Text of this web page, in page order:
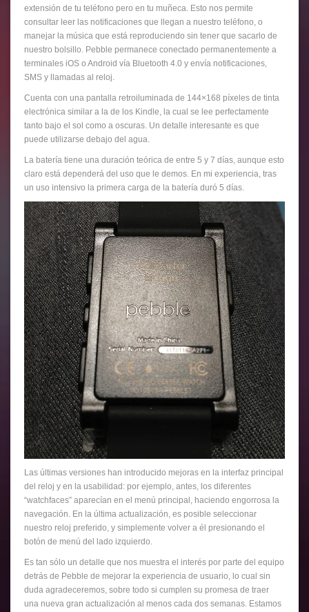
extensión de tu teléfono pero en tu muñeca. Esto nos permite
consultar leer las notificaciones que llegan a nuestro teléfono, o
manejar la música que está reproduciendo sin tener que sacarlo de
nuestro bolsillo. Pebble permanece conectado permanentemente a
terminales iOS o Android vía Bluetooth 4.0 y envía notificaciones,
SMS y llamadas al reloj.
Cuenta con una pantalla retroiluminada de 144×168 píxeles de tinta
electrónica similar a la de los Kindle, la cual se lee perfectamente
tanto bajo el sol como a oscuras. Un detalle interesante es que
puede utilizarse debajo del agua.
La batería tiene una duración teórica de entre 5 y 7 días, aunque esto
claro está dependerá del uso que le demos. En mi experiencia, tras
un uso intensivo la primera carga de la batería duró 5 días.
Las últimas versiones han introducido mejoras en la interfaz principal
del reloj y en la usabilidad: por ejemplo, antes, los diferentes
“watchfaces” aparecían en el menú principal, haciendo engorrosa la
navegación. En la última actualización, es posible seleccionar
nuestro reloj preferido, y simplemente volver a él presionando el
botón de menú del lado izquierdo.
Es tan sólo un detalle que nos muestra el interés por parte del equipo
detrás de Pebble de mejorar la experiencia de usuario, lo cual sin
duda agradeceremos, sobre todo si cumplen su promesa de traer
una nueva gran actualización al menos cada dos semanas. Estamos